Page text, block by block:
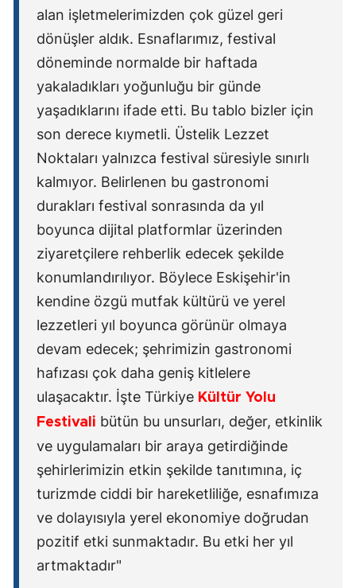
alan işletmelerimizden çok güzel geri
dönüşler aldık. Esnaflarımız, festival
döneminde normalde bir haftada
yakaladıkları yoğunluğu bir günde
yaşadıklarını ifade etti. Bu tablo bizler için
son derece kıymetli. Üstelik Lezzet
Noktaları yalnızca festival süresiyle sınırlı
kalmıyor. Belirlenen bu gastronomi
durakları festival sonrasında da yıl
boyunca dijital platformlar üzerinden
ziyaretçilere rehberlik edecek şekilde
konumlandırılıyor. Böylece Eskişehir'in
kendine özgü mutfak kültürü ve yerel
lezzetleri yıl boyunca görünür olmaya
devam edecek; şehrimizin gastronomi
hafızası çok daha geniş kitlelere
ulaşacaktır. İşte Türkiye Kültür Yolu
Festivali bütün bu unsurları, değer, etkinlik
ve uygulamaları bir araya getirdiğinde
şehirlerimizin etkin şekilde tanıtımına, iç
turizmde ciddi bir hareketliliğe, esnafımıza
ve dolayısıyla yerel ekonomiye doğrudan
pozitif etki sunmaktadır. Bu etki her yıl
artmaktadır"